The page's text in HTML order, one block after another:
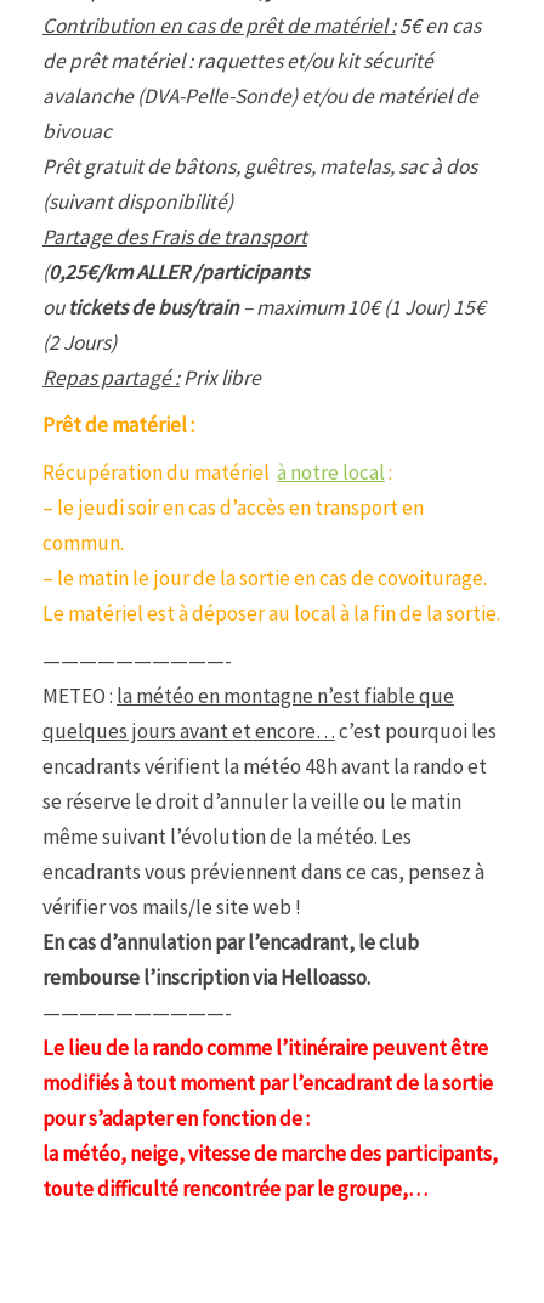
Contribution en cas de prêt de matériel :5€ en cas
de prêt matériel : raquettes et/ou kit sécurité
avalanche (DVA-Pelle-Sonde) et/ou de matériel de
bivouac
Prêt gratuit de bâtons, guêtres, matelas, sac à dos
(suivant disponibilité)
Partage des Frais de transport
(0,25€/km ALLER /participants
outickets de bus/train– maximum 10€ (1 Jour) 15€
(2 Jours)
Repas partagé :Prix libre
Prêt de matériel :
Récupération du matériel à notre local:
– le jeudi soir en cas d’accès en transport en
commun.
– le matin le jour de la sortie en cas de covoiturage.
Le matériel est à déposer au local à la fin de la sortie.
——————————-
METEO : la météo en montagne n’est fiable que
quelques jours avant et encore…c’est pourquoi les
encadrants vérifient la météo 48h avant la rando et
se réserve le droit d’annuler la veille ou le matin
même suivant l’évolution de la météo. Les
encadrants vous préviennent dans ce cas, pensez à
vérifier vos mails/le site web !
En cas d’annulation par l’encadrant, le club
rembourse l’inscription via Helloasso.
——————————-
Le lieu de la rando comme l’itinéraire peuvent être
modifiés à tout moment par l’encadrant de la sortie
pour s’adapter en fonction de :
la météo, neige, vitesse de marche des participants,
toute difficulté rencontrée par le groupe,…